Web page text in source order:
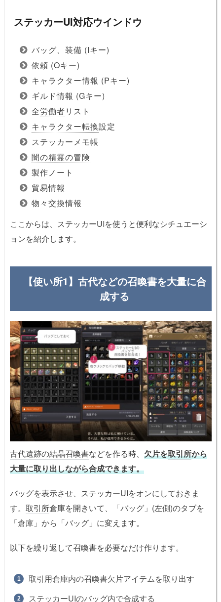
ステッカーUI対応ウインドウ
バッグ、装備 (Iキー)
依頼 (Oキー)
キャラクター情報 (Pキー)
ギルド情報 (Gキー)
全労働者リスト
キャラクター転換設定
ステッカーメモ帳
闇の精霊の冒険
製作ノート
貿易情報
物々交換情報
ここからは、ステッカーUIを使うと便利なシチュエーシ
ョンを紹介します。
【使い所1】古代などの召喚書を大量に合
成する
古代遺跡の結晶召喚書などを作る時、 欠片を取引所から
大量に取り出しながら合成できます。
バッグを表示させ、ステッカーUIをオンにしておきま
す。 取引所倉庫を開きいて、「バッグ」(左側)のタブを
「倉庫」から「バッグ」に変えます。
以下を繰り返して召喚書を必要なだけ作ります。
取引用倉庫内の召喚書欠片アイテムを取り出す
ステッカーUIのバッグ内で合成する